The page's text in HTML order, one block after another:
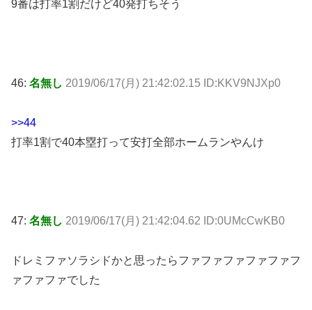
9番は打率1割だけど40発打ちそう
46: 名無し 2019/06/17(月) 21:42:02.15 ID:KKV9NJXp0
>>44
打率1割で40本塁打って安打全部ホームランやんけ
47: 名無し 2019/06/17(月) 21:42:04.62 ID:0UMcCwKB0
ドレミファソラシドかと思ったらファファファファファフ
ァファファでした